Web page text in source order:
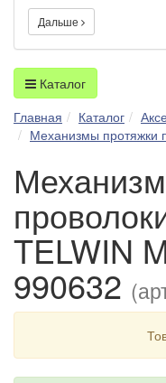
Дальше
Каталог
Главная
Каталог
Механизмы протяжки
TELWIN
990632